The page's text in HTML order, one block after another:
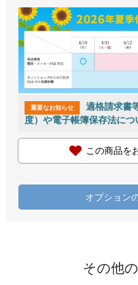
重要なお知らせ
適格請求書
度）や電子帳簿保存法に
この商品を
オプション
その他